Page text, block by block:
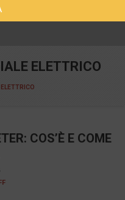
ELETTRICO
COS’È E COME